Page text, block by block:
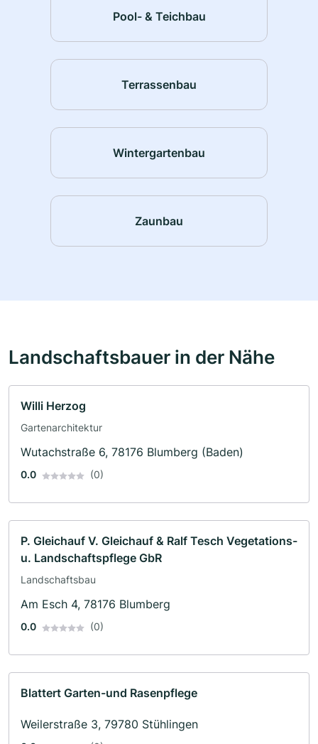
Pool- & Teichbau
Terrassenbau
Wintergartenbau
Zaunbau
Landschaftsbauer in der Nähe
Willi Herzog
Gartenarchitektur
Wutachstraße 6, 78176 Blumberg (Baden)
0.0 (0)
P. Gleichauf V. Gleichauf & Ralf Tesch Vegetations-
u. Landschaftspflege GbR
Landschaftsbau
Am Esch 4, 78176 Blumberg
0.0 (0)
Blattert Garten-und Rasenpflege
Weilerstraße 3, 79780 Stühlingen